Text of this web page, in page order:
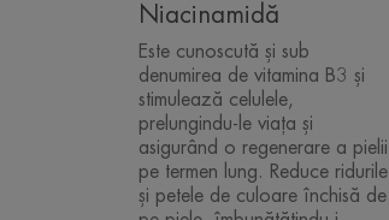
Niacinamidă
Este cunoscută și sub
denumirea de vitamina B3 și
stimulează celulele,
prelungindu-le viața și
asigurând o regenerare a pielii
pe termen lung. Reduce ridurile
și petele de culoare închisă de